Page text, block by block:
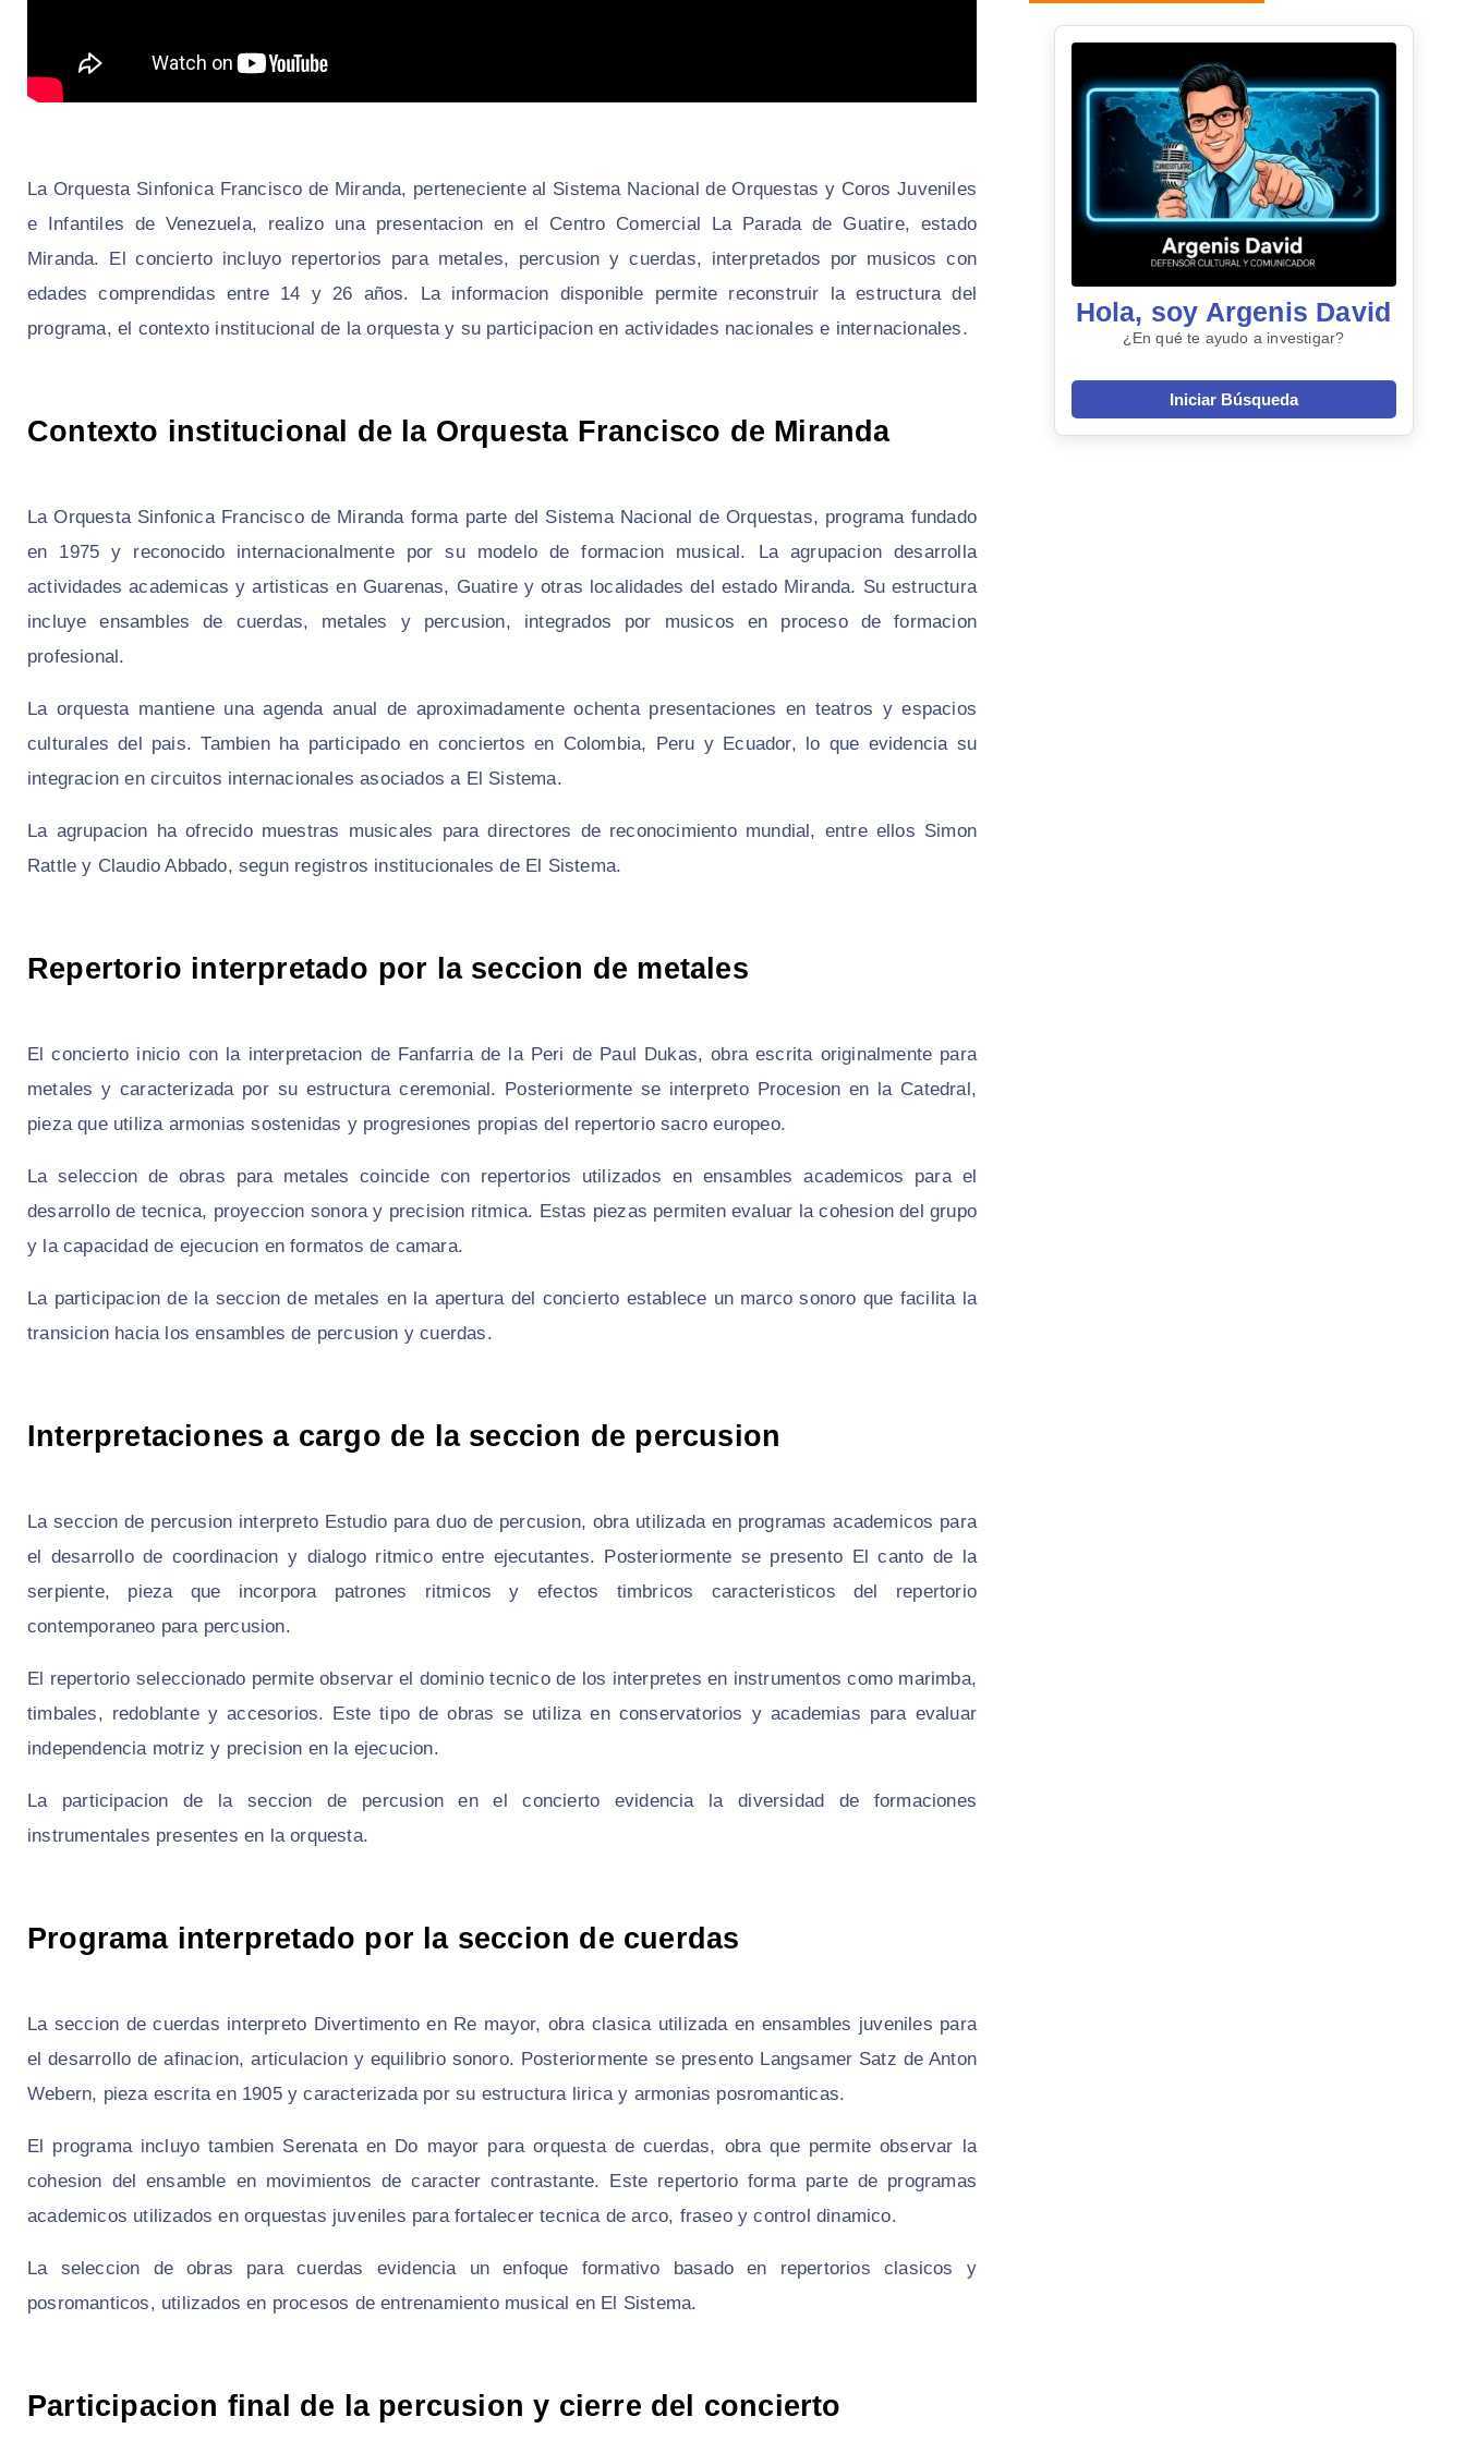
La Orquesta Sinfonica Francisco de Miranda, perteneciente al Sistema Nacional de Orquestas y Coros Juveniles
e Infantiles de Venezuela, realizo una presentacion en el Centro Comercial La Parada de Guatire, estado
Miranda. El concierto incluyo repertorios para metales, percusion y cuerdas, interpretados por musicos con
edades comprendidas entre 14 y 26 años. La informacion disponible permite reconstruir la estructura del
programa, el contexto institucional de la orquesta y su participacion en actividades nacionales e internacionales.
Contexto institucional de la Orquesta Francisco de Miranda
La Orquesta Sinfonica Francisco de Miranda forma parte del Sistema Nacional de Orquestas, programa fundado
en 1975 y reconocido internacionalmente por su modelo de formacion musical. La agrupacion desarrolla
actividades academicas y artisticas en Guarenas, Guatire y otras localidades del estado Miranda. Su estructura
incluye ensambles de cuerdas, metales y percusion, integrados por musicos en proceso de formacion
profesional.
La orquesta mantiene una agenda anual de aproximadamente ochenta presentaciones en teatros y espacios
culturales del pais. Tambien ha participado en conciertos en Colombia, Peru y Ecuador, lo que evidencia su
integracion en circuitos internacionales asociados a El Sistema.
La agrupacion ha ofrecido muestras musicales para directores de reconocimiento mundial, entre ellos Simon
Rattle y Claudio Abbado, segun registros institucionales de El Sistema.
Repertorio interpretado por la seccion de metales
El concierto inicio con la interpretacion de Fanfarria de la Peri de Paul Dukas, obra escrita originalmente para
metales y caracterizada por su estructura ceremonial. Posteriormente se interpreto Procesion en la Catedral,
pieza que utiliza armonias sostenidas y progresiones propias del repertorio sacro europeo.
La seleccion de obras para metales coincide con repertorios utilizados en ensambles academicos para el
desarrollo de tecnica, proyeccion sonora y precision ritmica. Estas piezas permiten evaluar la cohesion del grupo
y la capacidad de ejecucion en formatos de camara.
La participacion de la seccion de metales en la apertura del concierto establece un marco sonoro que facilita la
transicion hacia los ensambles de percusion y cuerdas.
Interpretaciones a cargo de la seccion de percusion
La seccion de percusion interpreto Estudio para duo de percusion, obra utilizada en programas academicos para
el desarrollo de coordinacion y dialogo ritmico entre ejecutantes. Posteriormente se presento El canto de la
serpiente, pieza que incorpora patrones ritmicos y efectos timbricos caracteristicos del repertorio
contemporaneo para percusion.
El repertorio seleccionado permite observar el dominio tecnico de los interpretes en instrumentos como marimba,
timbales, redoblante y accesorios. Este tipo de obras se utiliza en conservatorios y academias para evaluar
independencia motriz y precision en la ejecucion.
La participacion de la seccion de percusion en el concierto evidencia la diversidad de formaciones
instrumentales presentes en la orquesta.
Programa interpretado por la seccion de cuerdas
La seccion de cuerdas interpreto Divertimento en Re mayor, obra clasica utilizada en ensambles juveniles para
el desarrollo de afinacion, articulacion y equilibrio sonoro. Posteriormente se presento Langsamer Satz de Anton
Webern, pieza escrita en 1905 y caracterizada por su estructura lirica y armonias posromanticas.
El programa incluyo tambien Serenata en Do mayor para orquesta de cuerdas, obra que permite observar la
cohesion del ensamble en movimientos de caracter contrastante. Este repertorio forma parte de programas
academicos utilizados en orquestas juveniles para fortalecer tecnica de arco, fraseo y control dinamico.
La seleccion de obras para cuerdas evidencia un enfoque formativo basado en repertorios clasicos y
posromanticos, utilizados en procesos de entrenamiento musical en El Sistema.
Participacion final de la percusion y cierre del concierto
Hola, soy Argenis David
¿En qué te ayudo a investigar?
Iniciar Búsqueda